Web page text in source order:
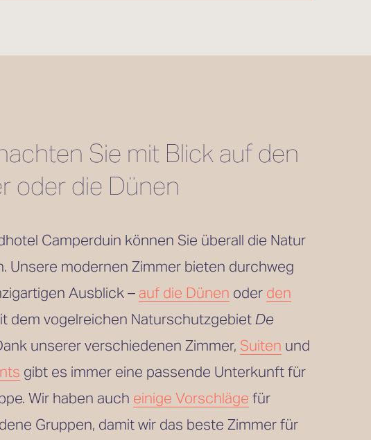
Sie mit Blick auf den
oder die Dünen
Camperduin können Sie überall die Natur
Unsere modernen Zimmer bieten durchweg
Ausblick – auf die Dünen oder den
dem vogelreichen Naturschutzgebiet De
unserer verschiedenen Zimmer, Suiten und
gibt es immer eine passende Unterkunft für
Wir haben auch einige Vorschläge für
Gruppen, damit wir das beste Zimmer für